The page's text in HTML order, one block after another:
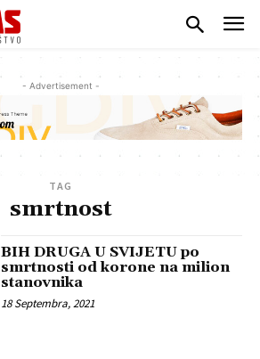
- Advertisement -
TAG
smrtnost
BIH DRUGA U SVIJETU po
smrtnosti od korone na milion
stanovnika
18 Septembra, 2021